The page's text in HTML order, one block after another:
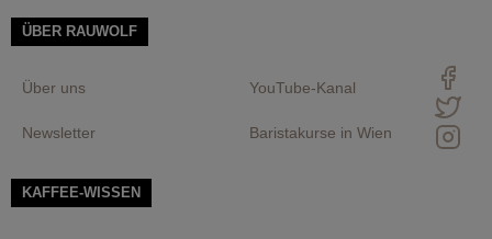
ÜBER RAUWOLF
Über uns YouTube-Kanal
Newsletter Baristakurse in Wien
KAFFEE-WISSEN